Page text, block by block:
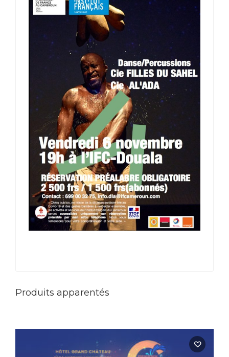
Produits apparentés